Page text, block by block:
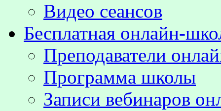
Видео сеансов
Бесплатная онлайн-
Преподаватели
Программа школы
Записи вебинаров